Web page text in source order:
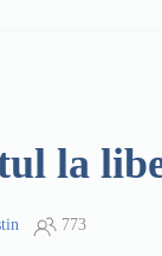
la
773